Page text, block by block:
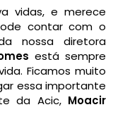
vidas, e merece
contar com o
nossa diretora
está sempre
Ficamos muito
essa importante
da Acic, Moacir